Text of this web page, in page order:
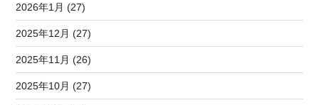
2026年1月 (27)
2025年12月 (27)
2025年11月 (26)
2025年10月 (27)